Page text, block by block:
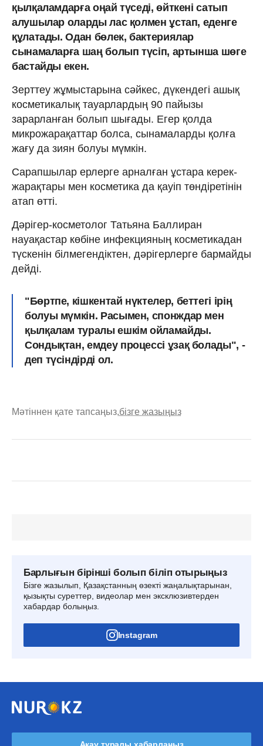
қылқаламдарға оңай түседі, өйткені сатып
алушылар оларды лас қолмен ұстап, еденге
құлатады. Одан бөлек, бактериялар
сынамаларға шаң болып түсіп, артынша шөге
бастайды екен.
Зерттеу жұмыстарына сәйкес, дүкендегі ашық
косметикалық тауарлардың 90 пайызы
зарарланған болып шығады. Егер қолда
микрожарақаттар болса, сынамаларды қолға
жағу да зиян болуы мүмкін.
Сарапшылар ерлерге арналған ұстара керек-
жарақтары мен косметика да қауіп төндіретінін
атап өтті.
Дәрігер-косметолог Татьяна Баллиран
науақастар көбіне инфекцияның косметикадан
түскенін білмегендіктен, дәрігерлерге бармайды
дейді.
"Бөртпе, кішкентай нүктелер, беттегі ірің
болуы мүмкін. Расымен, спонждар мен
қылқалам туралы ешкім ойламайды.
Сондықтан, емдеу процессі ұзақ болады", -
деп түсіндірді ол.
Мәтіннен қате тапсаңыз,бізге жазыңыз
Барлығын бірінші болып біліп отырыңыз
Бізге жазылып, Қазақстанның өзекті жаңалықтарынан,
қызықты суреттер, видеолар мен эксклюзивтерден
хабардар болыңыз.
Instagram